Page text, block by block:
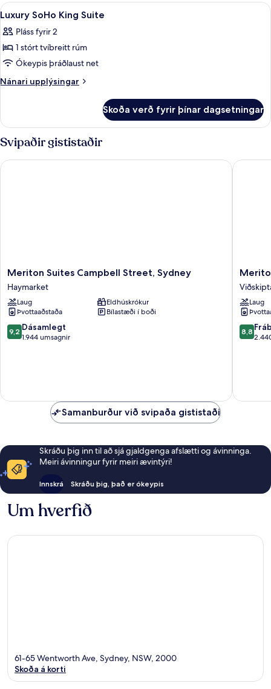
borgarsýn
1
tvíbreitt
rúm
borgarsýn
Skoða
allar
myndir
fyrir
Luxury
SoHo
Rúmföt af bestu gerð, rúm með
23
Luxury SoHo King Suite
Pláss fyrir 2
1 stórt tvíbreitt rúm
Ókeypis þráðlaust net
Nánari upplýsingar
Nánari
SoHo
Suite
Skoða verð fyrir þínar dagsetningar
Svipaðir gististaðir
Meriton
Suites
Campbell
Street,
Sydney
Haymarket
Meriton Suites Campbell Street, Sydney
Haymarket
Laug
Eldhúskrókur
Þvottaaðstaða
Bílastæði í boði
9.2
af
9,2 Dásamlegt
1.944 umsagnir
Meriton Suites Campbell Street, Sydney
Meriton
Suites
Kent
Street,
Sydney
Sydney
Laug
8.8
af
8,8
Meriton
Samanburður við svipaða gististaði
Skráðu þig inn til að sjá gjaldgenga afslætti og ávinninga.
Meiri ávinningur fyrir meiri ævintýri!
Innskrá Skráðu þig, það er ókeypis
Um hverfið
61-65 Wentworth Ave, Sydney, NSW, 2000
Skoða á korti